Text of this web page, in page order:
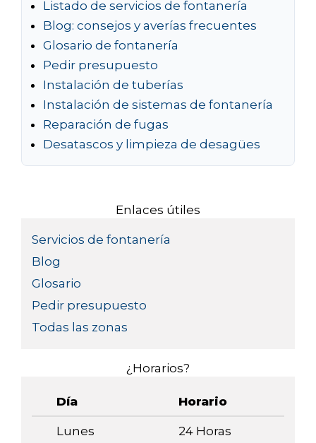
Listado de servicios de fontanería
Blog: consejos y averías frecuentes
Glosario de fontanería
Pedir presupuesto
Instalación de tuberías
Instalación de sistemas de fontanería
Reparación de fugas
Desatascos y limpieza de desagües
Enlaces útiles
Servicios de fontanería
Blog
Glosario
Pedir presupuesto
Todas las zonas
¿Horarios?
Día Horario
Lunes 24 Horas